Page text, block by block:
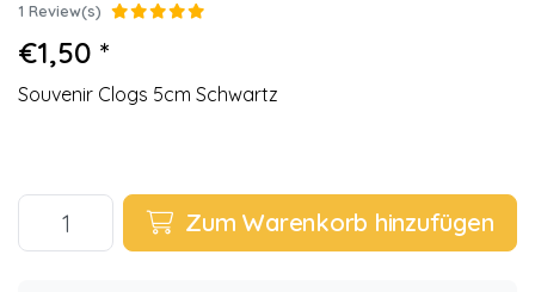
1 Review(s)
€1,50 *
Souvenir Clogs 5cm Schwartz
Zum Warenkorb hinzufügen